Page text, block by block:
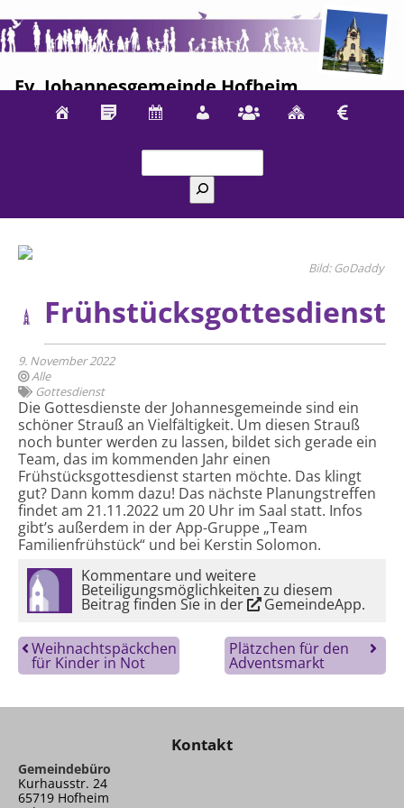
Ev. Johannesgemeinde Hofheim
GoDaddy
Frühstücksgottesdienst
9. November 2022
Alle
Gottesdienst
Die Gottesdienste der Johannesgemeinde sind ein
schöner Strauß an Vielfältigkeit. Um diesen Strauß
noch bunter werden zu lassen, bildet sich gerade ein
Team, das im kommenden Jahr einen
Frühstücksgottesdienst starten möchte. Das klingt
gut? Dann komm dazu! Das nächste Planungstreffen
findet am 21.11.2022 um 20 Uhr im Saal statt. Infos
gibt’s außerdem in der App-Gruppe „Team
Familienfrühstück“ und bei Kerstin Solomon.
Kommentare und weitere
Beteiligungsmöglichkeiten zu diesem
Beitrag finden Sie in der GemeindeApp.
Weihnachtspäckchen
für Kinder in Not
Plätzchen für den
Adventsmarkt
Kontakt
Gemeindebüro
Kurhausstr. 24
65719 Hofheim